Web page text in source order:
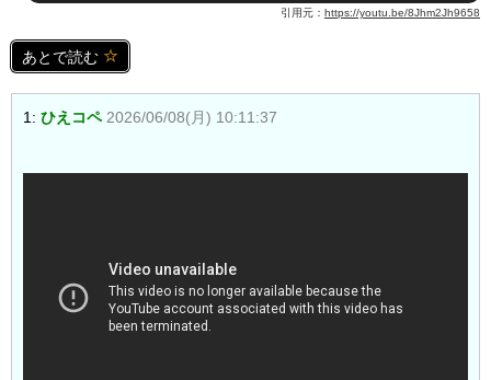
引用元： https://youtu.be/8Jhm2Jh9658
あとで読む
1: ひえコペ 2026/06/08(月) 10:11:37